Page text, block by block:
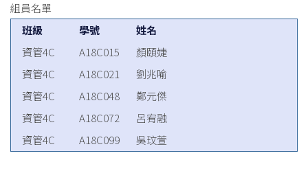
組員名單
班級
學號
姓名
資管4C
A18C015
顏頤婕
資管4C
A18C021
劉兆喻
資管4C
A18C048
鄭元傑
資管4C
A18C072
呂宥融
資管4C
A18C099 吳玟萱